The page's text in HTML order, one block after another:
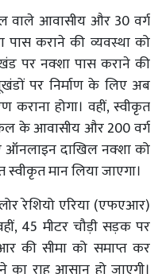
वाले आवासीय और 30 वर्ग
पास कराने की व्यवस्था को
पर नक्शा पास कराने की
पर निर्माण के लिए अब
कराना होगा। वहीं, स्वीकृत
के आवासीय और 200 वर्ग
ऑनलाइन दाखिल नक्शा को
मान लिया जाएगा।
रेशियो एरिया (एफएआर)
45 मीटर चौड़ी सड़क पर
की सीमा को समाप्त कर